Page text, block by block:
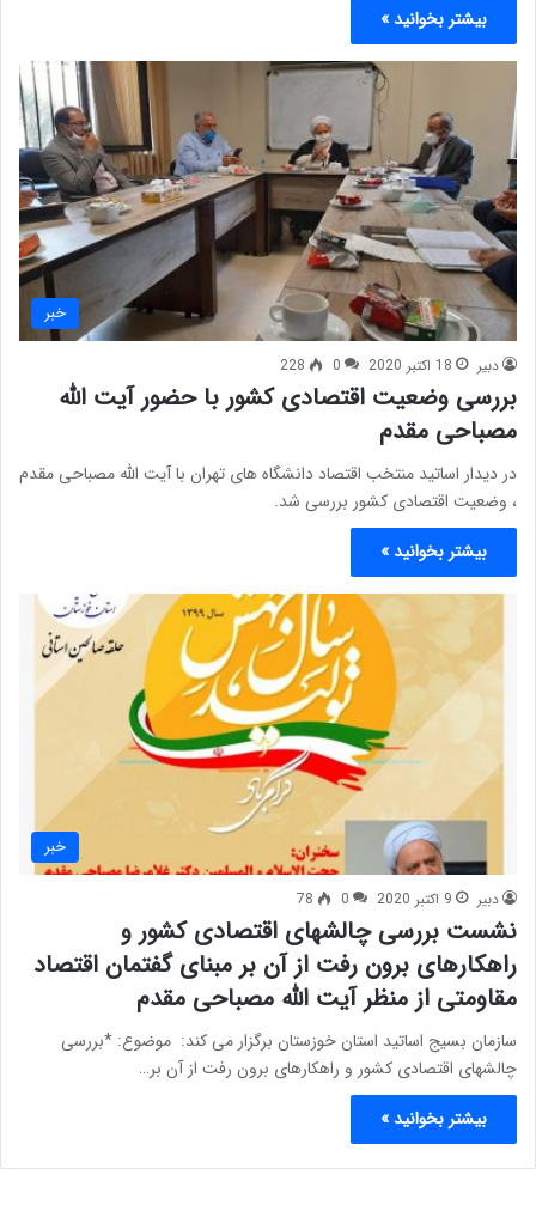
بیشتر بخوانید »
خبر
دبیر 18 اکتبر 2020 0
228
بررسی وضعیت اقتصادی کشور با حضور آیت الله
مصباحی مقدم
در دیدار اساتید منتخب اقتصاد دانشگاه های تهران با آیت الله مصباحی مقدم
، وضعیت اقتصادی کشور بررسی شد.
بیشتر بخوانید »
خبر
دبیر 9 اکتبر 2020 0
78
نشست بررسی چالشهای اقتصادی کشور و
راهکارهای برون رفت از آن بر مبنای گفتمان اقتصاد
مقاومتی از منظر آیت الله مصباحی مقدم
سازمان بسیج اساتید استان خوزستان برگزار می کند: موضوع: *بررسی
چالشهای اقتصادی کشور و راهکارهای برون رفت از آن بر…
بیشتر بخوانید »